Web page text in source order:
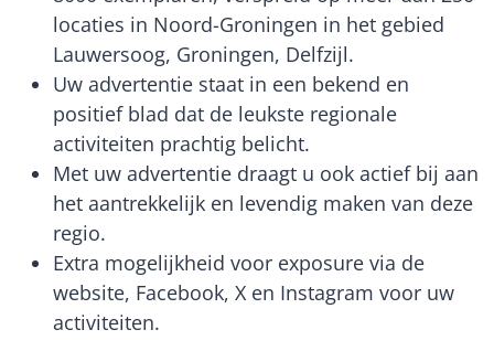
locaties in Noord-Groningen in het gebied
Lauwersoog, Groningen, Delfzijl.
Uw advertentie staat in een bekend en
positief blad dat de leukste regionale
activiteiten prachtig belicht.
Met uw advertentie draagt u ook actief bij aan
het aantrekkelijk en levendig maken van deze
regio.
Extra mogelijkheid voor exposure via de
website, Facebook, X en Instagram voor uw
activiteiten.